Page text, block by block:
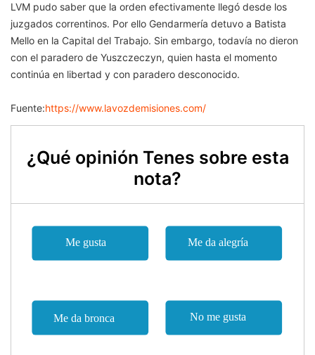
LVM pudo saber que la orden efectivamente llegó desde los
juzgados correntinos. Por ello Gendarmería detuvo a Batista
Mello en la Capital del Trabajo. Sin embargo, todavía no dieron
con el paradero de Yuszczeczyn, quien hasta el momento
continúa en libertad y con paradero desconocido.
Fuente:https://www.lavozdemisiones.com/
¿Qué opinión Tenes sobre esta
nota?